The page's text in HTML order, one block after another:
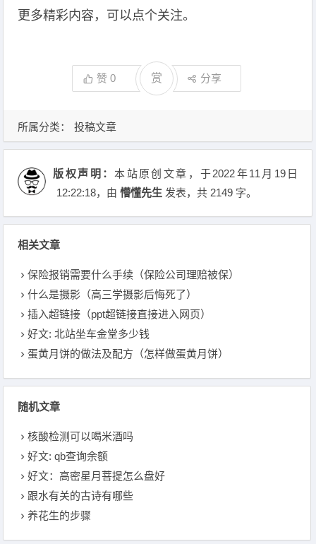
更多精彩内容，可以点个关注。
赞0 赏 分享
所属分类： 投稿文章
版权声明：本站原创文章，于2022年11月19日
12:22:18，由懵懂先生 发表，共 2149 字。
相关文章
保险报销需要什么手续（保险公司理赔被保）
什么是摄影（高三学摄影后悔死了）
插入超链接（ppt超链接直接进入网页）
好文: 北站坐车金堂多少钱
蛋黄月饼的做法及配方（怎样做蛋黄月饼）
随机文章
核酸检测可以喝米酒吗
好文: qb查询余额
好文：高密星月菩提怎么盘好
跟水有关的古诗有哪些
养花生的步骤